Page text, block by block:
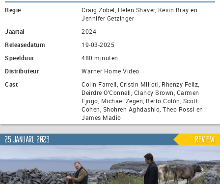
Regie
Craig Zobel, Helen Shaver, Kevin Bray en
Jennifer Getzinger
Jaartal
2024
Releasedatum
19-03-2025
Speelduur
480 minuten
Distributeur
Warner Home Video
Cast
Colin Farrell, Cristin Milioti, Rhenzy Feliz,
Deirdre O’Connell, Clancy Brown, Carmen
Ejogo, Michael Zegen, Berto Colón, Scott
Cohen, Shohreh Aghdashlo, Theo Rossi en
James Madio
25 januari, 2023 Review